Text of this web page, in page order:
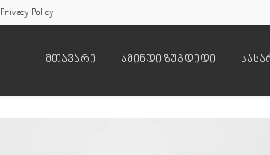
Privacy Policy
მთავარი ამინდი ზუგდიდი